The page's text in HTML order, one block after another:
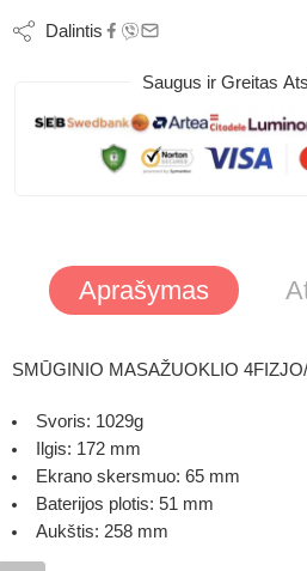
Dalintis
Saugus ir Greitas
Aprašymas
SMŪGINIO MASAŽUOKLIO
Svoris: 1029g
Ilgis: 172 mm
Ekrano skersmuo: 65 mm
Baterijos plotis: 51 mm
Aukštis: 258 mm